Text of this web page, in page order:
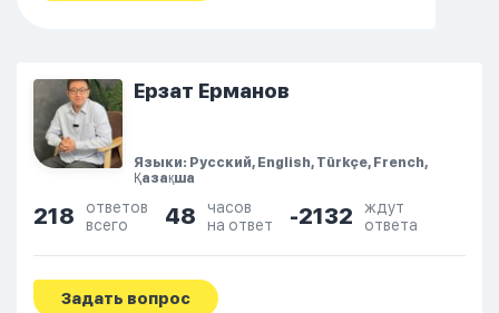
Ерзат Ерманов
Языки: Русский, English, Türkçe, French,
Қазақша
218
ответов
всего
48
часов
на ответ
-2132
ждут
ответа
Задать вопрос